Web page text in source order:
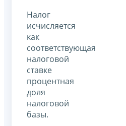
Налог
исчисляется
как
соответствующая
налоговой
ставке
процентная
доля
налоговой
базы.